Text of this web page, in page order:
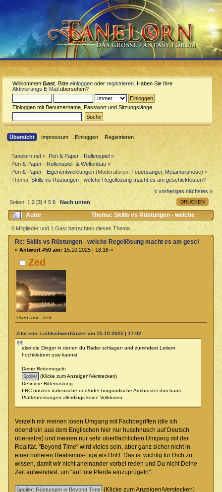
Willkommen Gast . Bitte einloggen oder registrieren . Haben Sie Ihre
Aktivierungs E-Mail übersehen?
Einloggen mit Benutzername, Passwort und Sitzungslänge
Übersicht Impressum Einloggen Registrieren
Tanelorn.net » Pen & Paper - Rollenspiel»
Pen & Paper - Rollenspiel- & Weltenbau »
Pen & Paper - Eigenentwicklungen (Moderatoren: Feuersänger,Metamorphose) »
Thema:Skills vs Rüstungen - welche Regellösung macht es am geschicktesten?
« vorheriges nächstes »
DRUCKEN
Seiten:1 2[3]4 5 6 Nach unten
Autor
Thema: Skills vs Rüstungen - welche
Regellösung macht es am geschicktesten? (Gelesen 9209 mal)
0 Mitglieder und 1 Gast betrachten dieses Thema.
Zed
Username: Zed
Re: Skills vs Rüstungen - welche Regellösung macht es am
« Antwort #50 am: 15.10.2025 | 18:16 »
Zitat von: Lichtschwerttänzer am 15.10.2025 | 17:02
also die Dinger in denen du Räder schlagen und zumindest Leitern
hochklettern usw kannst
Deine Reitenregeln
(Klicke zum Anzeigen/Verstecken)
Definiere Ritterrüstung:
IIRC nutzten italienische und/oder burgundische Armbruster durchaus
Plattenrüstungen allerdings keine Volldosen
Verzeih mir meinen losen Umgang mit Fachbegriffen (die ich
obendrein aus dem Englischen hier nur huschhusch auf Deutsch
übersetze) und meinen nur sehr oberflächlichen Umgang mit der
Realität. "Beyond Time" wird vieles sein, aber ganz sicher nicht in
einer höheren Realismus-Liga als DnD. Das ist wichtig für Dich zu
wissen, damit wir nicht aneinander vorbei reden und Du nicht Deine
Zeit aufwendest, um "auf tote Pferde einzuprügeln".
(Klicke zum Anzeigen/Verstecken)